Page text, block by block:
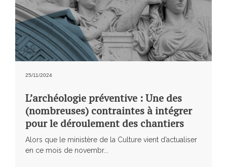
25/11/2024
L’archéologie préventive : Une des
(nombreuses) contraintes à intégrer
pour le déroulement des chantiers
Alors que le ministère de la Culture vient d’actualiser
en ce mois de novembr...